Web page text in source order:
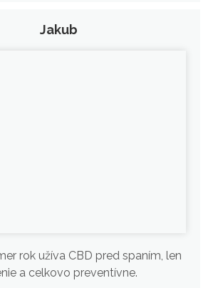
Jakub
rok užíva CBD pred spaním, len
a celkovo preventívne.